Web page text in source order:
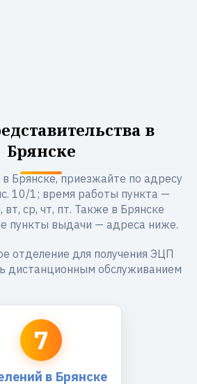
в
Брянске
Брянске, приезжайте по адресу
10/1; время работы пункта —
ср, чт, пт. Также в Брянске
пункты выдачи — адреса ниже.
отделение для получения ЭЦП
дистанционным обслуживанием
7
в Брянске